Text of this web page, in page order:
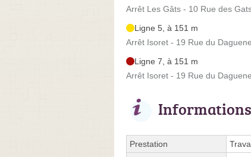
Arrêt Les Gâts - 10 Rue des
Ligne 5, à 151 m
Arrêt Isoret - 19 Rue du
Ligne 7, à 151 m
Arrêt Isoret - 19 Rue du
Informations
Prestation